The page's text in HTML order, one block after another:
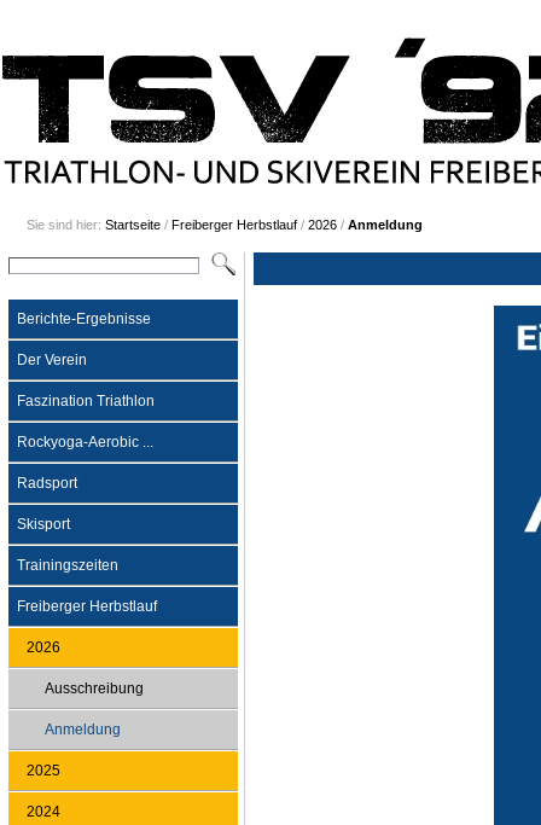
Sie sind hier: Startseite / Freiberger Herbstlauf / 2026 / Anmeldung
Berichte-Ergebnisse
Der Verein
Faszination Triathlon
Rockyoga-Aerobic ...
Radsport
Skisport
Trainingszeiten
Freiberger Herbstlauf
2026
Ausschreibung
Anmeldung
2025
2024